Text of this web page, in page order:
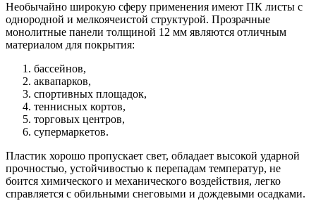
Необычайно широкую сферу применения имеют ПК листы с
однородной и мелкоячеистой структурой. Прозрачные
монолитные панели толщиной 12 мм являются отличным
материалом для покрытия:
бассейнов,
аквапарков,
спортивных площадок,
теннисных кортов,
торговых центров,
супермаркетов.
Пластик хорошо пропускает свет, обладает высокой ударной
прочностью, устойчивостью к перепадам температур, не
боится химического и механического воздействия, легко
справляется с обильными снеговыми и дождевыми осадками.